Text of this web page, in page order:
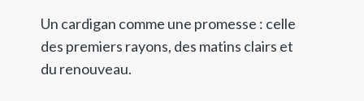
Un cardigan comme une promesse : celle
des premiers rayons, des matins clairs et
du renouveau.